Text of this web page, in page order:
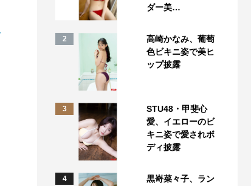
ダー美…
2
高崎かなみ、葡萄
色ビキニ姿で美ヒ
ップ披露
3
STU48・甲斐心
愛、イエローのビ
キニ姿で愛されボ
ディ披露
4
黒嵜菜々子、ラン